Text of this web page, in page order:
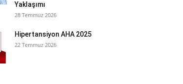
Yaklaşımı
28 Temmuz 2026
Hipertansiyon AHA 2025
22 Temmuz 2026